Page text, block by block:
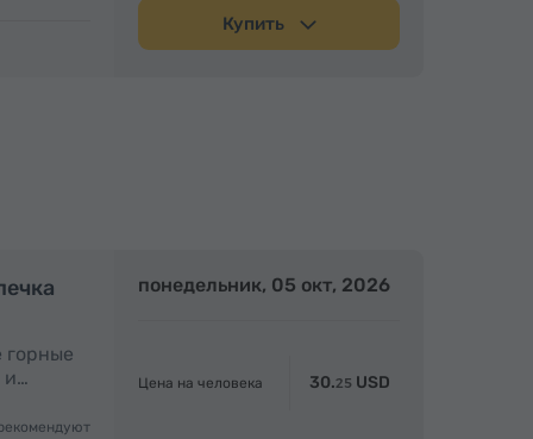
Купить
Полдня Полдня
горные
и…
понедельник, 05 окт, 2026
Цена на человека 30.25 USD